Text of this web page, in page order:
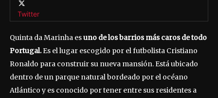
Twitter
Quinta da Marinha esuno de los barrios más caros de todo
Portugal.Es el lugar escogido por el futbolista Cristiano
Ronaldo para construir su nueva mansión. Está ubicado
dentro de un parque natural bordeado por el océano
Atlántico y es conocido por tener entre sus residentes a